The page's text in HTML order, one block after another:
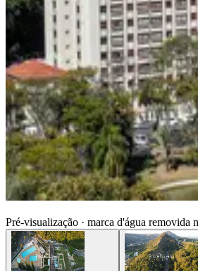
Pré-visualização · marca d'água removida